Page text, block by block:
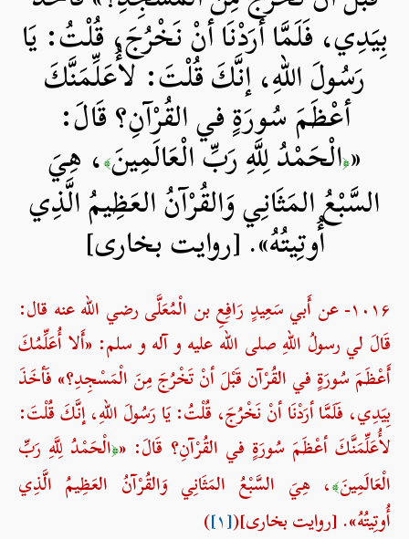
بِيَدِي، فَلَمَّا أرَدْنَا أنْ نَخْرُجَ، قُلْتُ: يَا
رَسُولَ اللهِ، إنَّكَ قُلْتَ: لأُعَلِّمَنَّكَ
أعْظَمَ سُورَةٍ في القُرْآنِ؟ قَالَ:
«﴿الْحَمْدُ لِلَّهِ رَبِّ الْعَالَمِينَ﴾، هِيَ
السَّبْعُ المَثَانِي وَالقُرْآنُ العَظِيمُ الَّذِي
أُوتِيتُهُ». [روایت بخاری]
۱۰۱۶- عن أَبي سَعِيدٍ رَافِعِ بن الْمُعَلَّى رضي الله عنه قال:
قَالَ لي رسولُ اللهِ صلی الله علیه و آله و سلم: «أَلا أُعَلِّمُكَ
أَعْظَمَ سُورَةٍ في القُرْآن قَبْلَ أنْ تَخْرُجَ مِنَ الْمَسْجِدِ؟» فَأخَذَ
بِيَدِي، فَلَمَّا أرَدْنَا أنْ نَخْرُجَ، قُلْتُ: يَا رَسُولَ اللهِ، إنَّكَ قُلْتَ:
لأُعَلِّمَنَّكَ أعْظَمَ سُورَةٍ في القُرْآنِ؟ قَالَ: «﴿الْحَمْدُ لِلَّهِ رَبِّ
الْعَالَمِينَ﴾، هِيَ السَّبْعُ المَثَانِي وَالقُرْآنُ العَظِيمُ الَّذِي
أُوتِيتُهُ». [روایت بخاری]([۱] )